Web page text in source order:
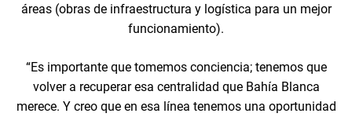
áreas (obras de infraestructura y logística para un mejor
funcionamiento).
“Es importante que tomemos conciencia; tenemos que
volver a recuperar esa centralidad que Bahía Blanca
merece. Y creo que en esa línea tenemos una oportunidad